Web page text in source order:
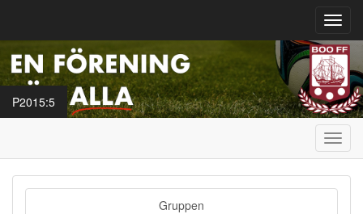
P2015:5
Gruppen